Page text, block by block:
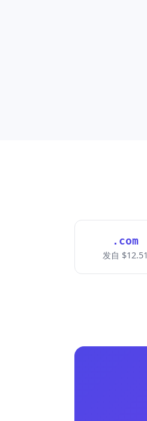
.com
发自 $12.51